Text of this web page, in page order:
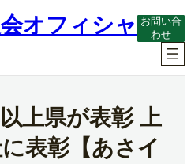
オフィシャ
お問い合
わせ
上県が表彰 上
表彰【あさイ